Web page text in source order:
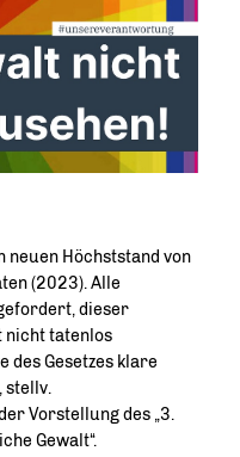
Höchststand von
(2023). Alle
dieser
nicht tatenlos
des Gesetzes klare
stellv.
Vorstellung des „3.
Gewalt“.